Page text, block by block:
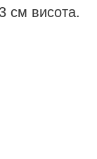
см висота.